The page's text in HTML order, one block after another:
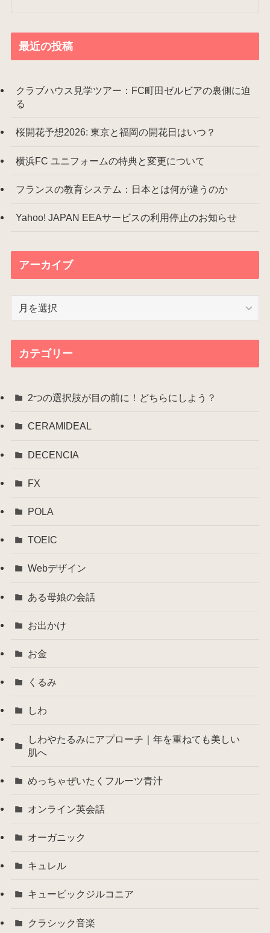
最近の投稿
クラブハウス見学ツアー：FC町田ゼルビアの裏側に迫
る
桜開花予想2026: 東京と福岡の開花日はいつ？
横浜FC ユニフォームの特典と変更について
フランスの教育システム：日本とは何が違うのか
Yahoo! JAPAN EEAサービスの利用停止のお知らせ
アーカイブ
カテゴリー
2つの選択肢が目の前に！どちらにしよう？
CERAMIDEAL
DECENCIA
FX
POLA
TOEIC
Webデザイン
ある母娘の会話
お出かけ
お金
くるみ
しわ
しわやたるみにアプローチ｜年を重ねても美しい
肌へ
めっちゃぜいたくフルーツ青汁
オンライン英会話
オーガニック
キュレル
キュービックジルコニア
クラシック音楽